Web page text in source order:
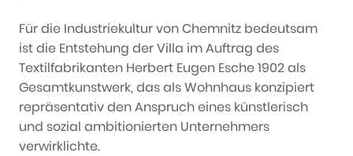
Für die Industriekultur von Chemnitz bedeutsam
ist die Entstehung der Villa im Auftrag des
Textilfabrikanten Herbert Eugen Esche 1902 als
Gesamtkunstwerk, das als Wohnhaus konzipiert
repräsentativ den Anspruch eines künstlerisch
und sozial ambitionierten Unternehmers
verwirklichte.